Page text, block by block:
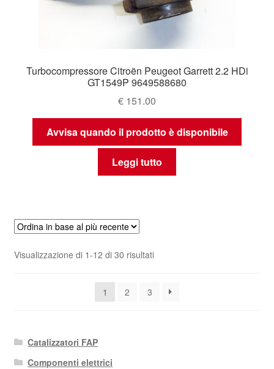
Turbocompressore Citroën Peugeot Garrett 2.2 HDi
GT1549P 9649588680
€ 151.00
Avvisa quando il prodotto è disponibile
Leggi tutto
Visualizzazione di 1-12 di 30 risultatiOrdina
1 2 3
Catalizzatori FAP
Componenti elettrici